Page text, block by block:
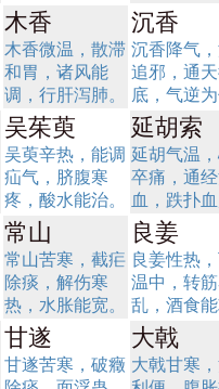
木香
木香微温，散滞
和胃，诸风能
调，行肝泻肺。
沉香
沉香降气
追邪，通
底，气逆
吴茱萸
吴萸辛热，能调
疝气，脐腹寒
疼，酸水能治。
延胡索
延胡气温
卒痛，通
血，跌扑
常山
常山苦寒，截疟
除痰，解伤寒
热，水胀能宽。
良姜
良姜性热
温中，转
乱，酒食
甘遂
甘遂苦寒，破癥
大戟
大戟甘寒